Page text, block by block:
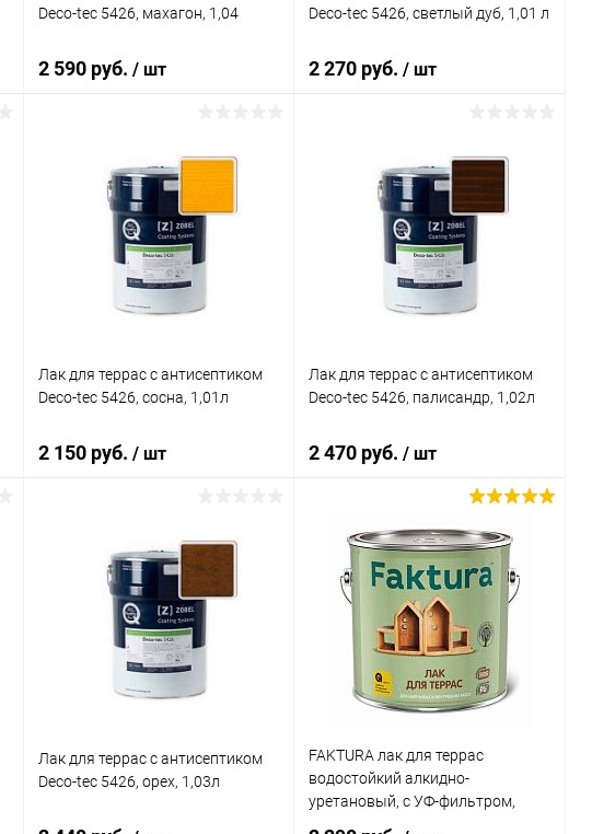
Deco-tec 5426, махагон, 1,04
2 590 руб. / шт
В корзину
Купить в 1 клик К сравнению
В избранное
Deco-tec 5426, светлый дуб, 1,01 л
2 270 руб./ шт
В корзину
Купить в 1 клик К сравнению
В избранное В наличии
Лак для террас c антисептиком
Deco-tec 5426, сосна, 1,01л
2 150 руб. / шт
В корзину
Купить в 1 клик К сравнению
В избранное
Лак для террас c антисептиком
Deco-tec 5426, палисандр, 1,02л
2 470 руб./ шт
В корзину
Купить в 1 клик К сравнению
В избранное В наличии
Лак для террас c антисептиком
Deco-tec 5426, орех, 1,03л
FAKTURA лак для террас
водостойкий алкидно-
уретановый, с УФ-фильтром,
глянец (2,7л)